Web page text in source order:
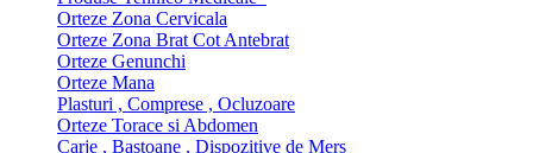
Orteze Zona Cervicala
Orteze Zona Brat Cot Antebrat
Orteze Genunchi
Orteze Mana
Plasturi , Comprese , Ocluzoare
Orteze Torace si Abdomen
Carje , Bastoane , Dispozitive de Mers